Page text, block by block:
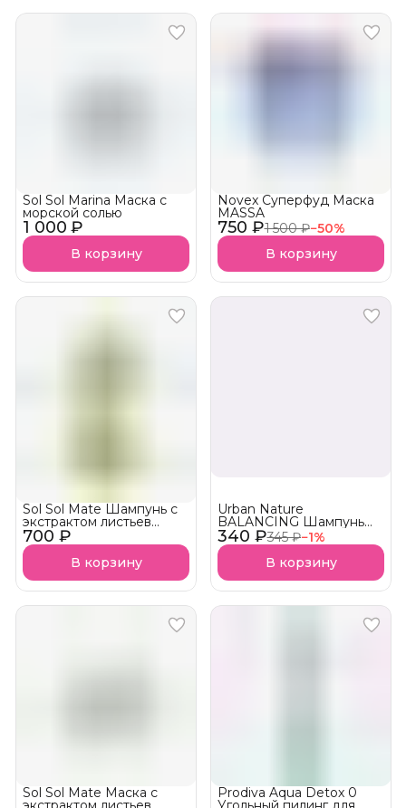
1 000 ₽
Sol Sol Marina Маска с
морской солью
В корзину
750 ₽1 500 ₽−50%
Novex Суперфуд Маска
MASSA
В корзину
700 ₽
Sol Sol Mate Шампунь с
экстрактом листьев
падуба
В корзину
340 ₽345 ₽−1%
Urban Nature
BALANCING Шампунь
Балансирующий для
жирной кожи
В корзину
Sol Sol Mate Маска с Prodiva Aqua Detox 0